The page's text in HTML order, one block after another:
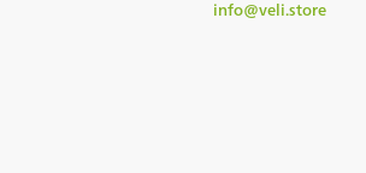
info@veli.store